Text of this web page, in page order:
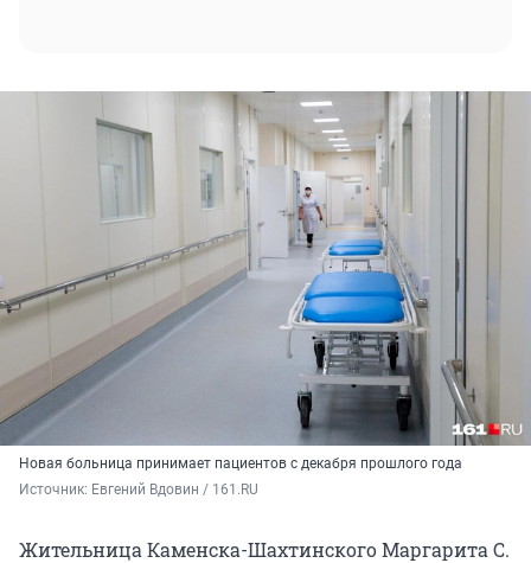
Новая больница принимает пациентов с декабря прошлого года
Источник: Евгений Вдовин / 161.RU
Жительница Каменска-Шахтинского Маргарита С.